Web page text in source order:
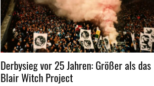
Derbysieg vor 25 Jahren: Größer als das
Blair Witch Project